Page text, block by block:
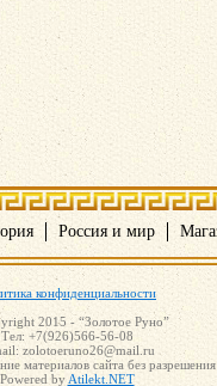
Россия и мир
конфиденциальности
2015 - “Золотое Руно”
Тел: +7(926)566-56-08
zolotoeruno26@mail.ru
материалов сайта без разрешения
Powered by Atilekt.NET